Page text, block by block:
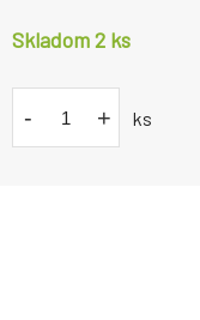
Skladom 2 ks
- + ks